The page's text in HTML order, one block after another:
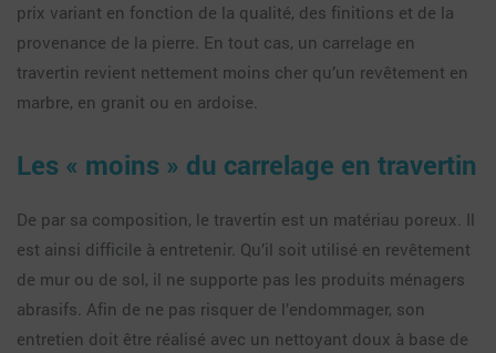
prix variant en fonction de la qualité, des finitions et de la
provenance de la pierre. En tout cas, un carrelage en
travertin revient nettement moins cher qu’un revêtement en
marbre, en granit ou en ardoise.
Les « moins » du carrelage en travertin
De par sa composition, le travertin est un matériau poreux. Il
est ainsi difficile à entretenir. Qu’il soit utilisé en revêtement
de mur ou de sol, il ne supporte pas les produits ménagers
abrasifs. Afin de ne pas risquer de l’endommager, son
entretien doit être réalisé avec un nettoyant doux à base de